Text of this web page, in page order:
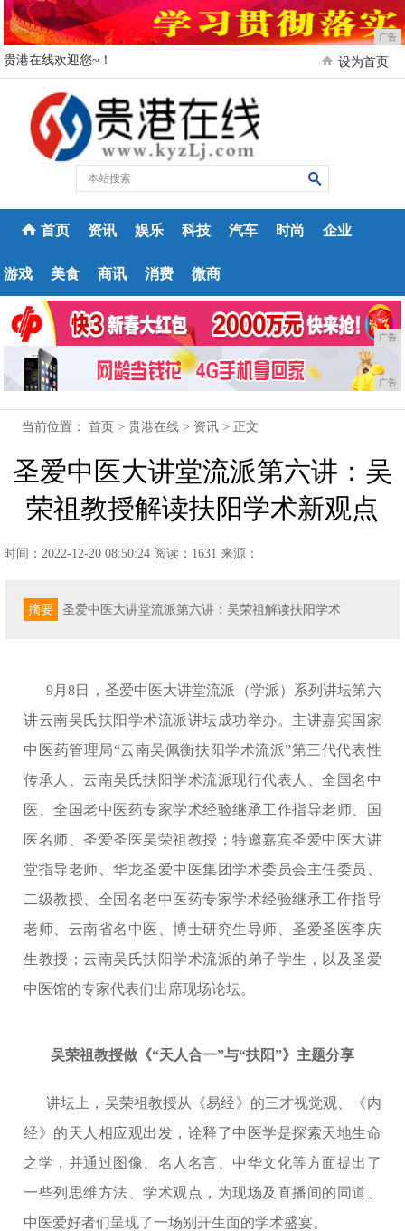
广告
贵港在线欢迎您~！ 设为首页
首页 资讯 娱乐 科技 汽车 时尚 企业
游戏 美食 商讯 消费 微商
广告
广告
当前位置：首页 >贵港在线 > 资讯 > 正文
圣爱中医大讲堂流派第六讲：吴
荣祖教授解读扶阳学术新观点
时间：2022-12-20 08:50:24 阅读：1631 来源：
摘要 圣爱中医大讲堂流派第六讲：吴荣祖解读扶阳学术
9月8日，圣爱中医大讲堂流派（学派）系列讲坛第六
讲云南吴氏扶阳学术流派讲坛成功举办。主讲嘉宾国家
中医药管理局“云南吴佩衡扶阳学术流派”第三代代表性
传承人、云南吴氏扶阳学术流派现行代表人、全国名中
医、全国老中医药专家学术经验继承工作指导老师、国
医名师、圣爱圣医吴荣祖教授；特邀嘉宾圣爱中医大讲
堂指导老师、华龙圣爱中医集团学术委员会主任委员、
二级教授、全国名老中医药专家学术经验继承工作指导
老师、云南省名中医、博士研究生导师、圣爱圣医李庆
生教授；云南吴氏扶阳学术流派的弟子学生，以及圣爱
中医馆的专家代表们出席现场论坛。
吴荣祖教授做《“天人合一”与“扶阳”》主题分享
讲坛上，吴荣祖教授从《易经》的三才视觉观、《内
经》的天人相应观出发，诠释了中医学是探索天地生命
之学，并通过图像、名人名言、中华文化等方面提出了
一些列思维方法、学术观点，为现场及直播间的同道、
中医爱好者们呈现了一场别开生面的学术盛宴。